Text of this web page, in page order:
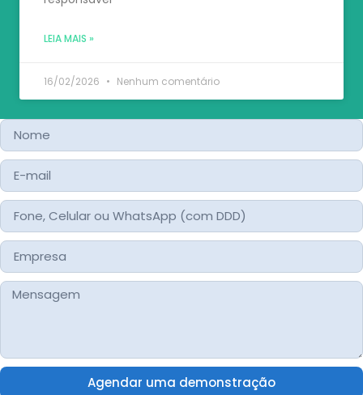
LEIA MAIS »
16/02/2026 Nenhum comentário
Agendar uma demonstração